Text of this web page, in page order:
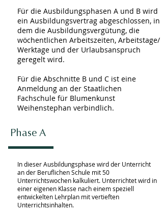
Für die Ausbildungsphasen A und B wird
ein Ausbildungsvertrag abgeschlossen, in
dem die Ausbildungsvergütung, die
wöchentlichen Arbeitszeiten, Arbeitstage/
Werktage und der Urlaubsanspruch
geregelt wird.
Für die Abschnitte B und C ist eine
Anmeldung an der Staatlichen
Fachschule für Blumenkunst
Weihenstephan verbindlich.
Phase A
In dieser Ausbildungsphase wird der Unterricht
an der Beruflichen Schule mit 50
Unterrichtswochen kalkuliert. Unterrichtet wird in
einer eigenen Klasse nach einem speziell
entwickelten Lehrplan mit vertieften
Unterrichtsinhalten.